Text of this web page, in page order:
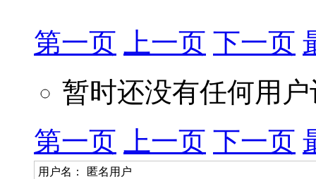
第一页 上一页 下一页
暂时还没有任何用
第一页
上一页 下一页
用户名：
匿名用户